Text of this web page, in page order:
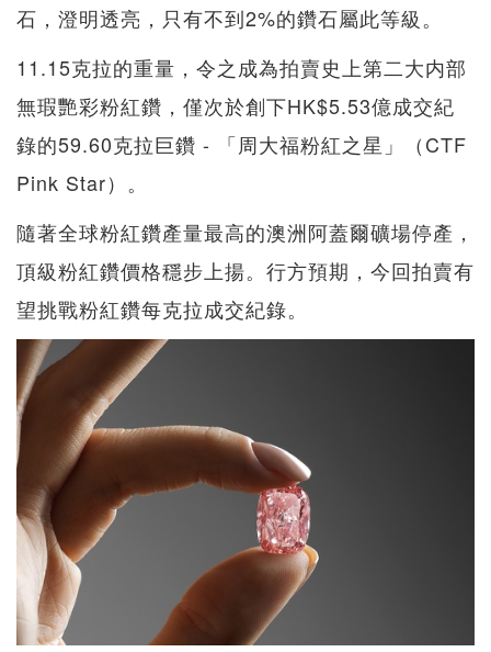
石，澄明透亮，只有不到2%的鑽石屬此等級。
11.15克拉的重量，令之成為拍賣史上第二大内部
無瑕艷彩粉紅鑽，僅次於創下HK$5.53億成交紀
錄的59.60克拉巨鑽 - 「周大福粉紅之星」（CTF
Pink Star）。
隨著全球粉紅鑽產量最高的澳洲阿蓋爾礦場停產，
頂級粉紅鑽價格穩步上揚。行方預期，今回拍賣有
望挑戰粉紅鑽每克拉成交紀錄。